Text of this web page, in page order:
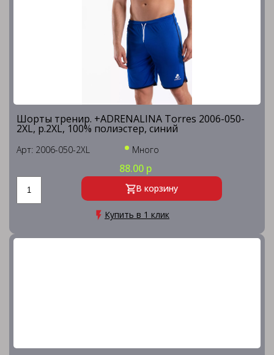
Шорты тренир. +ADRENALINA Torres 2006-050-
2XL, р.2XL, 100% полиэстер, синий
Арт: 2006-050-2XL Много
88.00 р
В корзину
Купить в 1 клик